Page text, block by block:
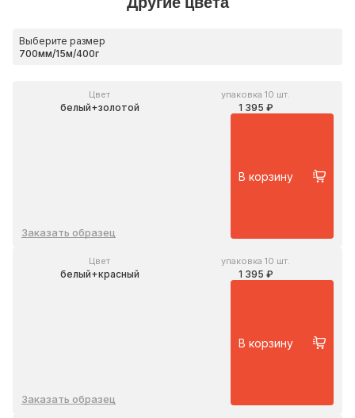
Выберите размер
Цвет
белый+золотой
упаковка 10 шт.
1 395 ₽
Заказать образец
В корзину
Цвет
белый+красный
упаковка 10 шт.
1 395 ₽
Заказать образец
В корзину